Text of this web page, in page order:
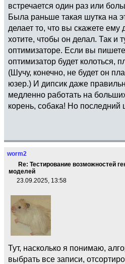
встречается один раз или
Была раньше такая шутка на
делает то, что вы скажете ему
хотите, чтобы он делал. Так и
оптимизаторе. Если вы
оптимизатор будет колоться,
(Шучу, конечно, не будет он
юзер.) И дипсик даже
медленно работать на
корень, собака! Но последний
worm2
Re: Тестирование возможностей
моделей
23.09.2025, 13:58
Тут, насколько я понимаю,
выбрать все записи,